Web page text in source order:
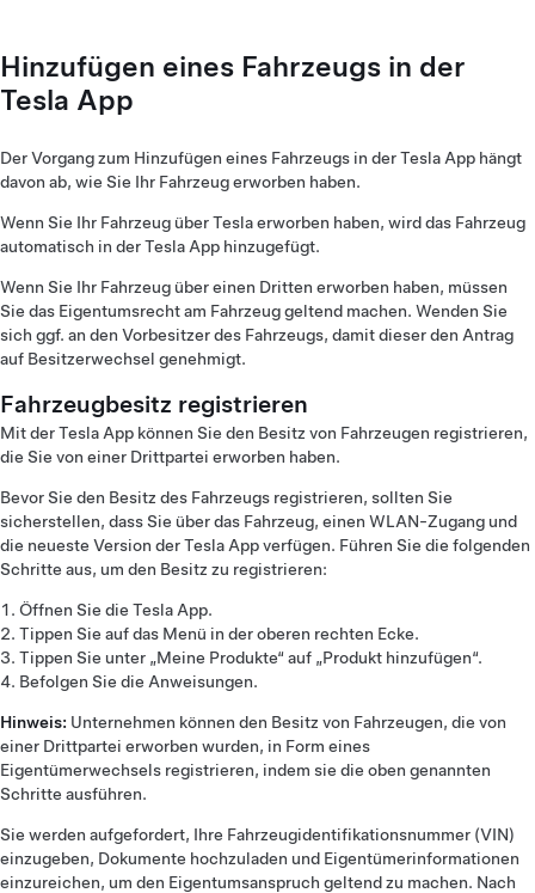
Hinzufügen eines Fahrzeugs in der
Tesla App
Der Vorgang zum Hinzufügen eines Fahrzeugs in der Tesla App hängt
davon ab, wie Sie Ihr Fahrzeug erworben haben.
Wenn Sie Ihr Fahrzeug über Tesla erworben haben, wird das Fahrzeug
automatisch in der Tesla App hinzugefügt.
Wenn Sie Ihr Fahrzeug über einen Dritten erworben haben, müssen
Sie das Eigentumsrecht am Fahrzeug geltend machen. Wenden Sie
sich ggf. an den Vorbesitzer des Fahrzeugs, damit dieser den Antrag
auf Besitzerwechsel genehmigt.
Fahrzeugbesitz registrieren
Mit der Tesla App können Sie den Besitz von Fahrzeugen registrieren,
die Sie von einer Drittpartei erworben haben.
Bevor Sie den Besitz des Fahrzeugs registrieren, sollten Sie
sicherstellen, dass Sie über das Fahrzeug, einen WLAN-Zugang und
die neueste Version der Tesla App verfügen. Führen Sie die folgenden
Schritte aus, um den Besitz zu registrieren:
Öffnen Sie die Tesla App.
Tippen Sie auf das Menü in der oberen rechten Ecke.
Tippen Sie unter „Meine Produkte“ auf „Produkt hinzufügen“.
Befolgen Sie die Anweisungen.
Hinweis: Unternehmen können den Besitz von Fahrzeugen, die von
einer Drittpartei erworben wurden, in Form eines
Eigentümerwechsels registrieren, indem sie die oben genannten
Schritte ausführen.
Sie werden aufgefordert, Ihre Fahrzeugidentifikationsnummer (VIN)
einzugeben, Dokumente hochzuladen und Eigentümerinformationen
einzureichen, um den Eigentumsanspruch geltend zu machen. Nach